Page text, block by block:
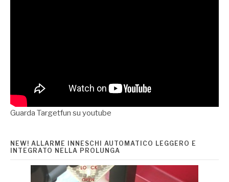
Guarda Targetfun su youtube
NEW! ALLARME INNESCHI AUTOMATICO LEGGERO E
INTEGRATO NELLA PROLUNGA